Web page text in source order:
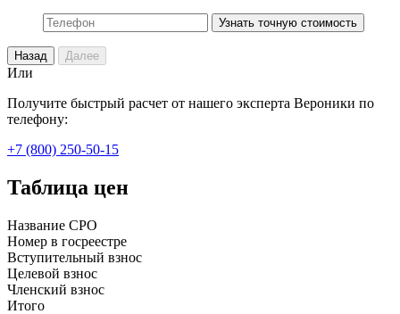
Узнать точную стоимость
Назад Далее
Или
Получите быстрый расчет от нашего эксперта Вероники по
телефону:
+7 (800) 250-50-15
Таблица цен
Название СРО
Номер в госреестре
Вступительный взнос
Целевой взнос
Членский взнос
Итого